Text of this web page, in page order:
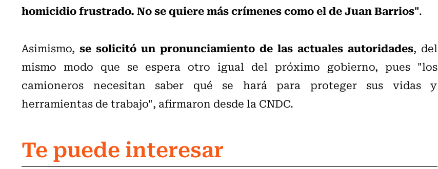
homicidio frustrado. No se quiere más crímenes como el de Juan Barrios".
Asimismo, se solicitó un pronunciamiento de las actuales autoridades, del
mismo modo que se espera otro igual del próximo gobierno, pues "los
camioneros necesitan saber qué se hará para proteger sus vidas y
herramientas de trabajo", afirmaron desde la CNDC.
Te puede interesar